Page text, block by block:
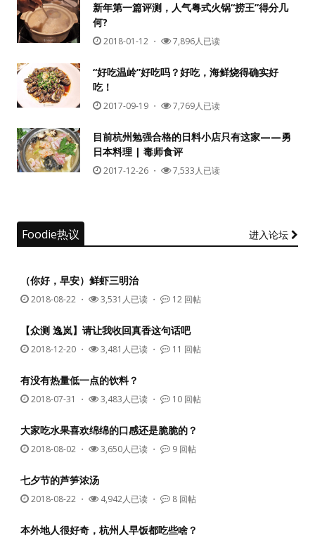
密码
记住我的登录状态
没帐号？注册一个
新年第一篇评测，人气粤式火锅“捞王”得分几
何?
2018-01-12 ・ 7,896人已读
“好吃温岭”好吃吗？好吃，海鲜烧得确实好
吃！
2017-09-19 ・ 7,769人已读
目前杭州勉强合格的日料小店只有这家——勇
日本料理 | 毒师食评
2017-12-26 ・ 7,533人已读
Foodie热议 进入论坛
（你好，早安）鲜虾三明治
2018-08-22 ・ 3,531人已读 ・ 12 回帖
【众测 逸岚】请让我收回真香这句话吧
2018-12-20 ・ 3,481人已读 ・ 11 回帖
有没有热量低一点的饮料？
2018-07-31 ・ 3,483人已读 ・ 10 回帖
大家吃水果喜欢绵绵的口感还是脆脆的？
2018-08-02 ・ 3,650人已读 ・ 9 回帖
七夕节的芦笋浓汤
2018-08-22 ・ 4,942人已读 ・ 8 回帖
本外地人很好奇，杭州人早饭都吃些啥？